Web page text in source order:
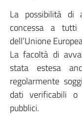
La possibilità di
concessa a
dell’Unione
La facoltà di
stata estesa
regolarmente
dati verificabili
pubblici.